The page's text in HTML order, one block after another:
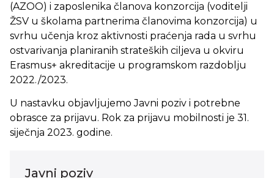
(AZOO) i zaposlenika članova konzorcija (voditelji
ŽSV u školama partnerima članovima konzorcija) u
svrhu učenja kroz aktivnosti praćenja rada u svrhu
ostvarivanja planiranih strateških ciljeva u okviru
Erasmus+ akreditacije u programskom razdoblju
2022./2023.
U nastavku objavljujemo Javni poziv i potrebne
obrasce za prijavu. Rok za prijavu mobilnosti je 31.
siječnja 2023. godine.
Javni poziv